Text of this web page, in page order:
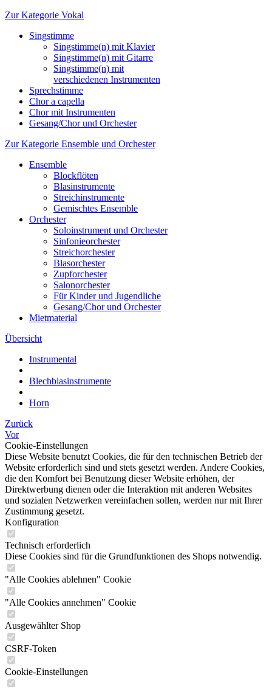
Zur Kategorie Vokal
Singstimme
Singstimme(n) mit Klavier
Singstimme(n) mit Gitarre
Singstimme(n) mit
verschiedenen Instrumenten
Sprechstimme
Chor a capella
Chor mit Instrumenten
Gesang/Chor und Orchester
Zur Kategorie Ensemble und Orchester
Ensemble
Blockflöten
Blasinstrumente
Streichinstrumente
Gemischtes Ensemble
Orchester
Soloinstrument und Orchester
Sinfonieorchester
Streichorchester
Blasorchester
Zupforchester
Salonorchester
Für Kinder und Jugendliche
Gesang/Chor und Orchester
Mietmaterial
Übersicht
Instrumental
Blechblasinstrumente
Horn
Zurück
Vor
Cookie-Einstellungen
Diese Website benutzt Cookies, die für den technischen Betrieb der
Website erforderlich sind und stets gesetzt werden. Andere Cookies,
die den Komfort bei Benutzung dieser Website erhöhen, der
Direktwerbung dienen oder die Interaktion mit anderen Websites
und sozialen Netzwerken vereinfachen sollen, werden nur mit Ihrer
Zustimmung gesetzt.
Konfiguration
Technisch erforderlich
Diese Cookies sind für die Grundfunktionen des Shops notwendig.
"Alle Cookies ablehnen" Cookie
"Alle Cookies annehmen" Cookie
Ausgewählter Shop
CSRF-Token
Cookie-Einstellungen